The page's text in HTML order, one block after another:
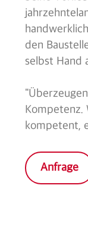
den
selbst Hand
Kompetenz.
kompetent,
Anfrage